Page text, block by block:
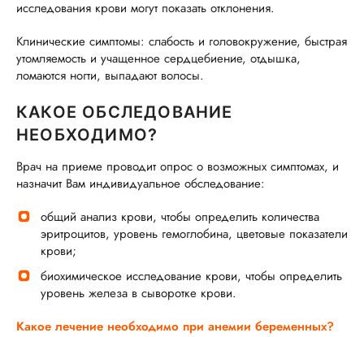
исследования крови могут показать отклонения.
Клинические симптомы: слабость и головокружение, быстрая
утомляемость и учащенное сердцебиение, отдышка,
ломаются ногти, выпадают волосы.
КАКОЕ ОБСЛЕДОВАНИЕ
НЕОБХОДИМО?
Врач на приеме проводит опрос о возможных симптомах, и
назначит Вам индивидуальное обследование:
общий анализ крови, чтобы определить количества
эритроцитов, уровень гемоглобина, цветовые показатели
крови;
биохимическое исследование крови, чтобы определить
уровень железа в сыворотке крови.
Какое лечение необходимо при анемии беременных?